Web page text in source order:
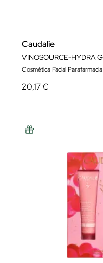
Caudalie
Cosmética Facial Parafarmacia
20,17 €